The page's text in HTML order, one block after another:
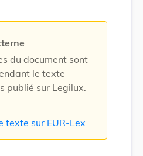
du document sont
le texte
publié sur Legilux.
texte sur EUR-Lex